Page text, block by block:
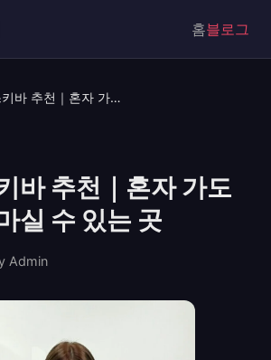
홈블로그
안양 위스키바 추천｜혼자 가도 편안하게 마실 수 있는 곳
바 추천｜혼자 가도
실 수 있는 곳
Admin